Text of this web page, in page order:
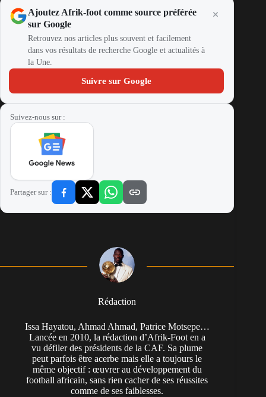
Ajoutez Afrik-foot comme source préférée
sur Google
Retrouvez nos articles plus souvent et facilement
dans vos résultats de recherche Google et actualités à
la Une.
Suivre sur Google
Suivez-nous sur :
Partager sur :
Rédaction
Issa Hayatou, Ahmad Ahmad, Patrice Motsepe…
Lancée en 2010, la rédaction d’Afrik-Foot en a
vu défiler des présidents de la CAF. Sa plume
peut parfois être acerbe mais elle a toujours le
même objectif : œuvrer au développement du
football africain, sans rien cacher de ses réussites
comme de ses faiblesses.